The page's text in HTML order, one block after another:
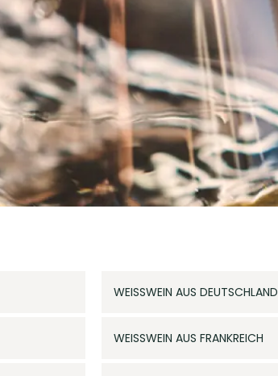
WEISSWEIN AUS DEUTSCHLAND
WEISSWEIN AUS FRANKREICH